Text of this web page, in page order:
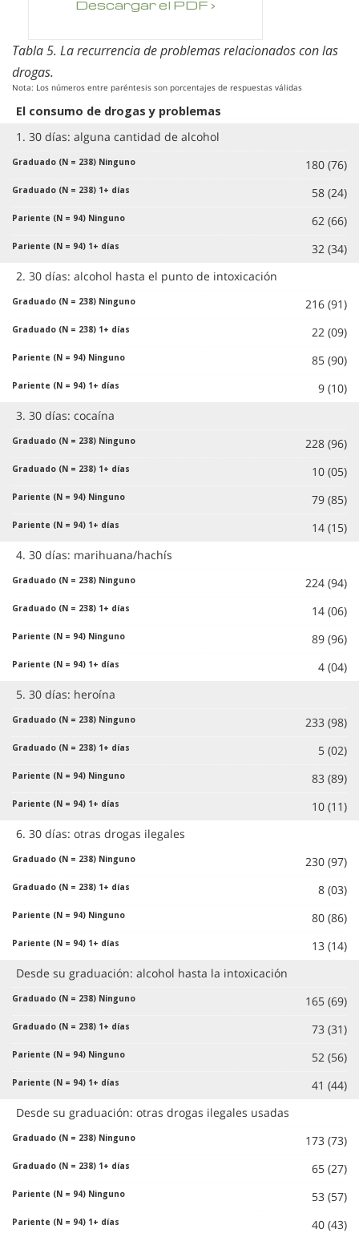
Descargar el PDF ›
Tabla 5. La recurrencia de problemas relacionados con las
drogas.
Nota: Los números entre paréntesis son porcentajes de respuestas válidas
El consumo de drogas y problemas
1. 30 días: alguna cantidad de alcohol
180 (76)
58 (24)
62 (66)
32 (34)
2. 30 días: alcohol hasta el punto de intoxicación
216 (91)
22 (09)
85 (90)
9 (10)
3. 30 días: cocaína
228 (96)
10 (05)
79 (85)
14 (15)
4. 30 días: marihuana/hachís
224 (94)
14 (06)
89 (96)
4 (04)
5. 30 días: heroína
233 (98)
5 (02)
83 (89)
10 (11)
6. 30 días: otras drogas ilegales
230 (97)
8 (03)
80 (86)
13 (14)
Desde su graduación: alcohol hasta la intoxicación
165 (69)
73 (31)
52 (56)
41 (44)
Desde su graduación: otras drogas ilegales usadas
173 (73)
65 (27)
53 (57)
40 (43)